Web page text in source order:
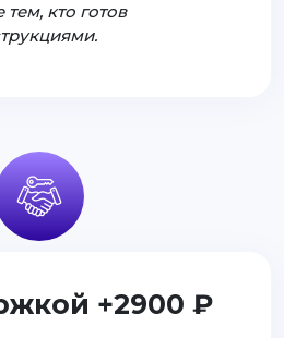
кто готов
+2900 ₽